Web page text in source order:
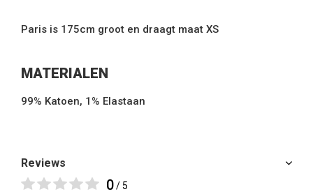
Paris is 175cm groot en draagt maat XS
MATERIALEN
99% Katoen, 1% Elastaan
Reviews
0/ 5